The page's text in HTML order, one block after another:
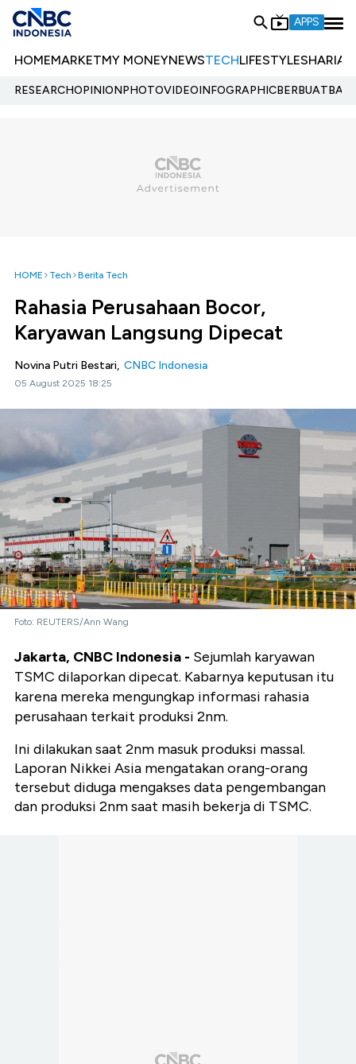
APPS
HOMEMARKETMY MONEYNEWSTECHLIFESTYLESHARIA
RESEARCHOPINIONPHOTOVIDEOINFOGRAPHIC
HOME Tech Berita Tech
Rahasia Perusahaan Bocor,
Karyawan Langsung Dipecat
Novina Putri Bestari, CNBC Indonesia
05 August 2025 18:25
Foto: REUTERS/Ann Wang
Jakarta, CNBC Indonesia - Sejumlah karyawan
TSMC dilaporkan dipecat. Kabarnya keputusan itu
karena mereka mengungkap informasi rahasia
perusahaan terkait produksi 2nm.
Ini dilakukan saat 2nm masuk produksi massal.
Laporan Nikkei Asia mengatakan orang-orang
tersebut diduga mengakses data pengembangan
dan produksi 2nm saat masih bekerja di TSMC.